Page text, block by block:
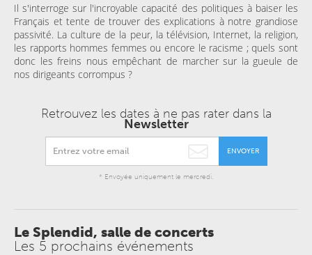
Il s'interroge sur l'incroyable capacité des politiques à baiser les
Français et tente de trouver des explications à notre grandiose
passivité. La culture de la peur, la télévision, Internet, la religion,
les rapports hommes femmes ou encore le racisme ; quels sont
donc les freins nous empêchant de marcher sur la gueule de
nos dirigeants corrompus ?
Retrouvez les dates à ne pas rater dans la
Newsletter
ENVOYER
* Envoyée uniquement le mercredi.
Le Splendid, salle de concerts
Les 5 prochains événements